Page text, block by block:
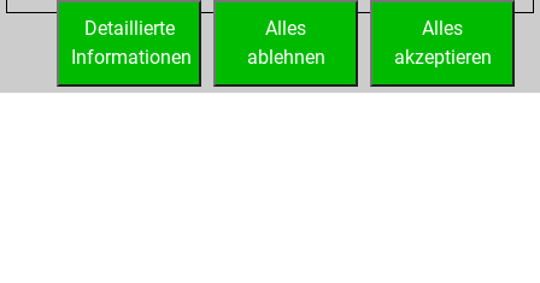
your Fritz account
Alles
akzeptieren
Alles
ablehnen
Detaillierte
Informationen